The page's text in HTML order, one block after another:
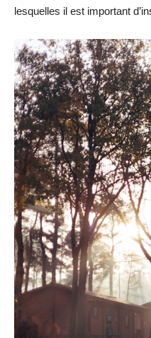
lesquelles il est important